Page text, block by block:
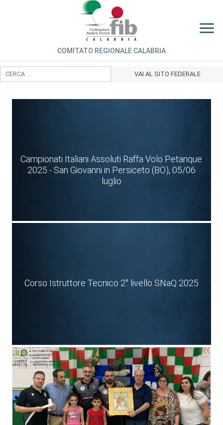
COMITATO REGIONALE CALABRIA
VAI AL SITO FEDERALE
Campionati Italiani Assoluti Raffa Volo Petanque
2025 - San Giovanni in Persiceto (BO), 05/06
luglio
Corso Istruttore Tecnico 2° livello SNaQ 2025